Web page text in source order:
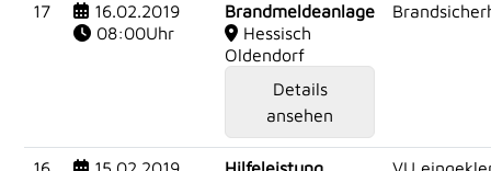
17
16.02.2019
08:00Uhr
Brandmeldeanlage
Hessisch
Oldendorf
Details
ansehen